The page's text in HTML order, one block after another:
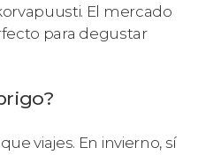
El mercado
para degustar
viajes. En invierno, sí